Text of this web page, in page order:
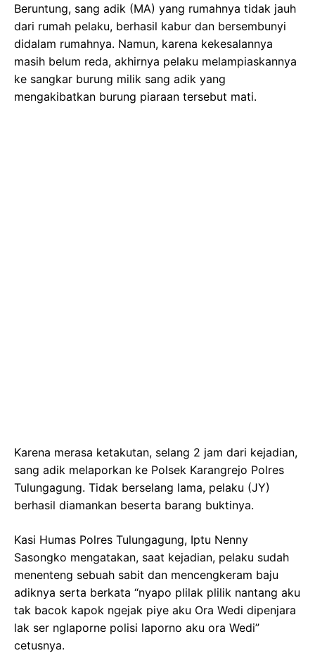
Beruntung, sang adik (MA) yang rumahnya tidak jauh
dari rumah pelaku, berhasil kabur dan bersembunyi
didalam rumahnya. Namun, karena kekesalannya
masih belum reda, akhirnya pelaku melampiaskannya
ke sangkar burung milik sang adik yang
mengakibatkan burung piaraan tersebut mati.
Karena merasa ketakutan, selang 2 jam dari kejadian,
sang adik melaporkan ke Polsek Karangrejo Polres
Tulungagung. Tidak berselang lama, pelaku (JY)
berhasil diamankan beserta barang buktinya.
Kasi Humas Polres Tulungagung, Iptu Nenny
Sasongko mengatakan, saat kejadian, pelaku sudah
menenteng sebuah sabit dan mencengkeram baju
adiknya serta berkata “nyapo plilak plilik nantang aku
tak bacok kapok ngejak piye aku Ora Wedi dipenjara
lak ser nglaporne polisi laporno aku ora Wedi”
cetusnya.